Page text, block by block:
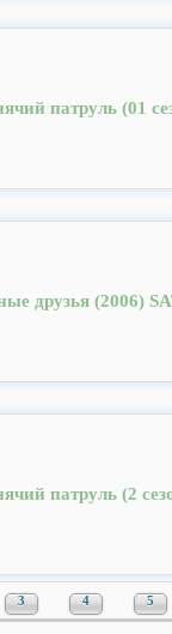
патруль (01
друзья (2006)
патруль (2
3 4 5